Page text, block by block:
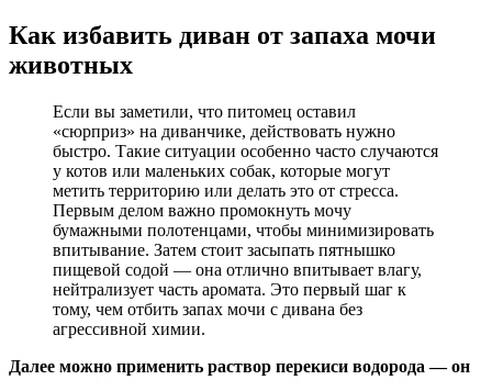
Как избавить диван от запаха мочи
животных
Если вы заметили, что питомец оставил
«сюрприз» на диванчике, действовать нужно
быстро. Такие ситуации особенно часто случаются
у котов или маленьких собак, которые могут
метить территорию или делать это от стресса.
Первым делом важно промокнуть мочу
бумажными полотенцами, чтобы минимизировать
впитывание. Затем стоит засыпать пятнышко
пищевой содой — она отлично впитывает влагу,
нейтрализует часть аромата. Это первый шаг к
тому, чем отбить запах мочи с дивана без
агрессивной химии.
Далее можно применить раствор перекиси водорода — он